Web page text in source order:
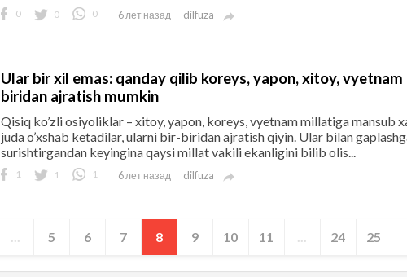
0 0 0 6 лет назад dilfuza 
Ular bir xil emas: qanday qilib koreys, yapon, xitoy,
biridan ajratish mumkin
Qisiq ko’zli osiyoliklar – xitoy, yapon, koreys, vyetnam millatiga mansub
juda o’xshab ketadilar, ularni bir-biridan ajratish qiyin. Ular bilan
surishtirgandan keyingina qaysi millat vakili ekanligini bilib olis...
1 1 1 6 лет назад dilfuza 
5 6 7 8 9 10 11 24 25